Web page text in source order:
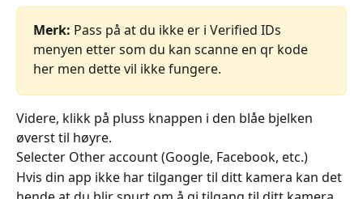
Merk: Pass på at du ikke er i Verified IDs
menyen etter som du kan scanne en qr kode
her men dette vil ikke fungere.
Videre, klikk på pluss knappen i den blåe bjelken
øverst til høyre.
Selecter Other account (Google, Facebook, etc.)
Hvis din app ikke har tilganger til ditt kamera kan det